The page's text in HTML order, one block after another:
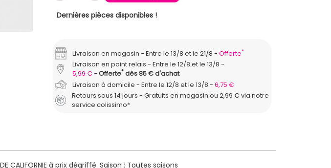
Dernières pièces disponibles !
Livraison en magasin Entre le 13/8 et le 21/8 Offerte*
Livraison en point relais
Entre le 12/8 et le 13/8
5,99 €
Offerte*dès 85 € d'achat
Livraison à domicile
Entre le 12/8 et le 13/8
6,75 €
Retours sous 14 jours - Gratuits en magasin ou 2,99 € via notre
service colissimo*
à prix dégriffé. Saison : Toutes saisons